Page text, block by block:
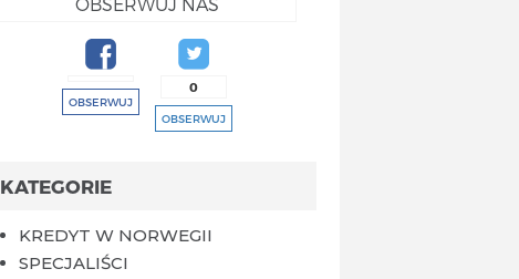
OBSERWUJ
0
OBSERWUJ
KATEGORIE
KREDYT W NORWEGII
SPECJALIŚCI